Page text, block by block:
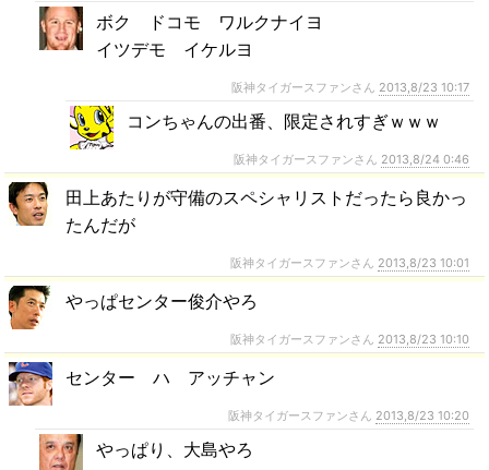
ボク ドコモ ワルクナイヨ
イツデモ イケルヨ
阪神タイガースファンさん 2013,8/23 10:17
コンちゃんの出番、限定されすぎｗｗｗ
阪神タイガースファンさん 2013,8/24 0:46
田上あたりが守備のスペシャリストだったら良かっ
たんだが
阪神タイガースファンさん 2013,8/23 10:01
やっぱセンター俊介やろ
阪神タイガースファンさん 2013,8/23 10:10
センター ハ アッチャン
阪神タイガースファンさん 2013,8/23 10:20
やっぱり、大島やろ